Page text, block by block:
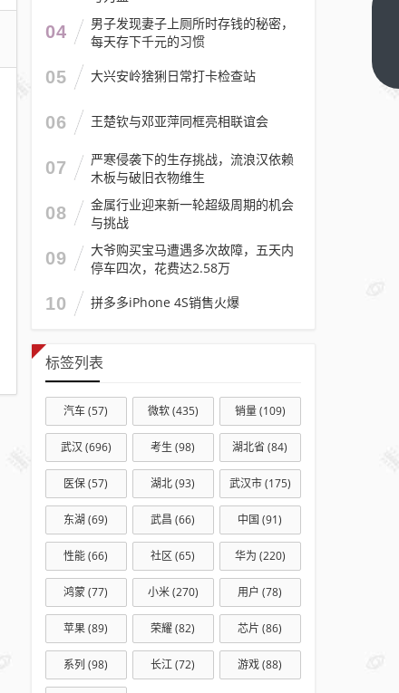
硅光子决战
硬刚英伟达
04
男子发现妻子上厕所时存钱的秘密，
每天存下千元的习惯
05 大兴安岭猞猁日常打卡检查站
06 王楚钦与邓亚萍同框亮相联谊会
07
严寒侵袭下的生存挑战，流浪汉依赖
木板与破旧衣物维生
08
金属行业迎来新一轮超级周期的机会
与挑战
09
大爷购买宝马遭遇多次故障，五天内
停车四次，花费达2.58万
10 拼多多iPhone 4S销售火爆
标签列表
汽车(57) 微软(435) 销量(109)
武汉 (696) 考生 (98) 湖北省 (84)
医保(57) 湖北(93) 武汉市(175)
东湖 (69) 武昌 (66) 中国 (91)
性能(66) 社区 (65) 华为 (220)
鸿蒙(77) 小米(270) 用户 (78)
苹果(89) 荣耀(82) 芯片 (86)
系列 (98) 长江(72) 游戏(88)